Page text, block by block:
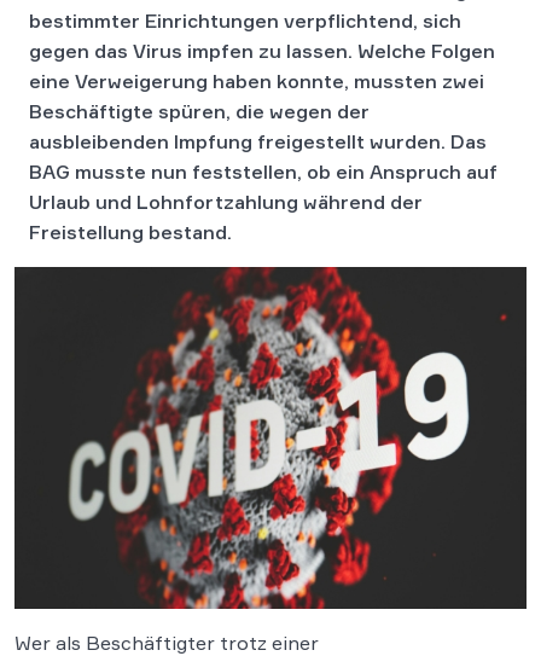
bestimmter Einrichtungen verpflichtend, sich
gegen das Virus impfen zu lassen. Welche Folgen
eine Verweigerung haben konnte, mussten zwei
Beschäftigte spüren, die wegen der
ausbleibenden Impfung freigestellt wurden. Das
BAG musste nun feststellen, ob ein Anspruch auf
Urlaub und Lohnfortzahlung während der
Freistellung bestand.
Wer als Beschäftigter trotz einer